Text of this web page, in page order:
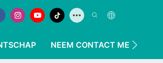
NEEM CONTACT MET ONS